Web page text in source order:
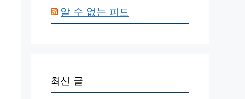
알 수 없는 피드
최신 글